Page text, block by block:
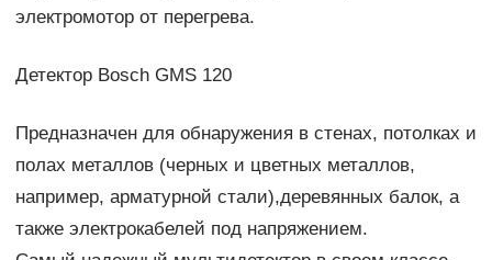
электромотор от перегрева.
Детектор Bosch GMS 120
Предназначен для обнаружения в стенах, потолках и
полах металлов (черных и цветных металлов,
например, арматурной стали),деревянных балок, а
также электрокабелей под напряжением.